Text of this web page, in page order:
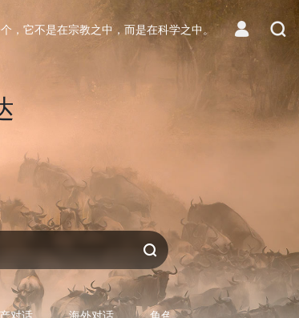
，它不是在宗教之中，而是在科学之中。
对话AI
对话 海外对话 角色型对话 专用型对话